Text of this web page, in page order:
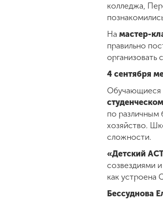
колледжа,
На мастер-
правильно
организовать
4 сентября
Обучающиеся
по различным
хозяйство.
сложности.
«Детский
созвездиями
как устроена
Бессуднова